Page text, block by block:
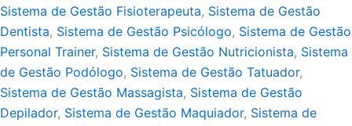
Sistema de Gestão Fisioterapeuta, Sistema de Gestão
Dentista, Sistema de Gestão Psicólogo, Sistema de Gestão
Personal Trainer, Sistema de Gestão Nutricionista, Sistema
de Gestão Podólogo, Sistema de Gestão Tatuador,
Sistema de Gestão Massagista, Sistema de Gestão
Depilador, Sistema de Gestão Maquiador, Sistema de